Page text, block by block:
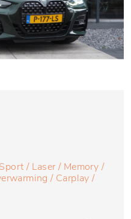
/ Laser / Memory /
/ Carplay /